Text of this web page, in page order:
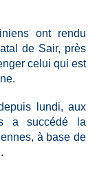
ont rendu
de Sair, près
celui qui est
lundi, aux
a succédé la
à base de